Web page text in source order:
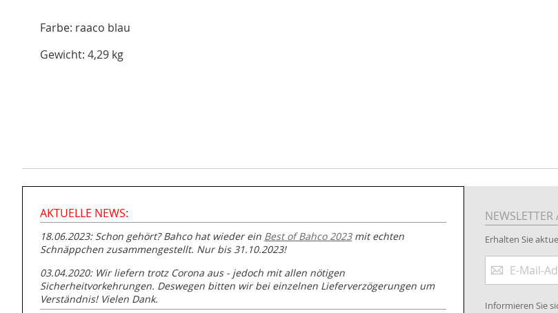
Farbe: raaco blau
Gewicht: 4,29 kg
AKTUELLE NEWS:
18.06.2023: Schon gehört? Bahco hat wieder ein Best of Bahco 2023mit echten
Schnäppchen zusammengestellt. Nur bis 31.10.2023!
03.04.2020: Wir liefern trotz Corona aus - jedoch mit allen nötigen
Sicherheitvorkehrungen. Deswegen bitten wir bei einzelnen Lieferverzögerungen um
Verständnis! Vielen Dank.
Erhalten Sie
zum
Informieren Sie